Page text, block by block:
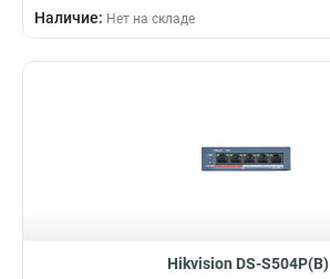
Наличие: Нет на складе
Hikvision DS-S504P(B)